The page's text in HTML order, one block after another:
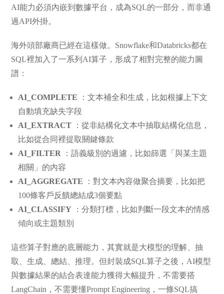
AI能力必須內嵌到數據平台，成為SQL的一部分，而非通
過API外掛。
海外頭部廠商已經在這樣做。Snowflake和Databricks都在
SQL裡加入了一系列AI算子，形成了相對完整的能力圖
譜：
AI_COMPLETE ：文本補全和生成，比如根據上下文
自動填充缺失字段
AI_EXTRACT ：從非結構化文本中抽取結構化信息，
比如從合同裡提取關鍵條款
AI_FILTER
：語義級別的過濾，比如篩選「與某主題
相關」的內容
AI_AGGREGATE ：對文本內容做聚合摘要，比如把
100條客戶反饋總結成3個要點
AI_CLASSIFY ：分類打標，比如判斷一段文本的情感
傾向或主題類別
這些算子對應的底層能力，其實就是大模型的理解、抽
取、生成、總結、推理。但封裝成SQL算子之後，AI模型
與數據結果的結合表達能力獲得大幅提升，不需要搭
LangChain，不需要懂Prompt Engineering，一條SQL搞